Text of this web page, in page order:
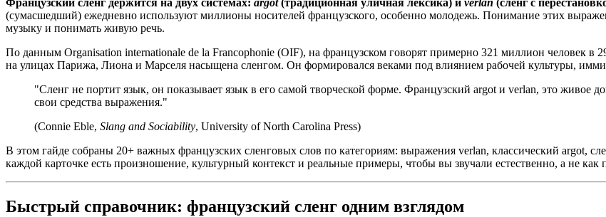
Французский сленг держится на двух системах: argot(традиционная уличная лексика) и verlan (сленг с
(сумасшедший) ежедневно используют миллионы носителей французского, особенно молодежь. Понимание этих
музыку и понимать живую речь.
По данным Organisation internationale de la Francophonie (OIF), на французском говорят примерно 321 миллион человек
на улицах Парижа, Лиона и Марселя насыщена сленгом. Он формировался веками под влиянием рабочей культуры,
"Сленг не портит язык, он показывает язык в его самой творческой форме. Французский argot и verlan, это живое
свои средства выражения."
(Connie Eble, Slang and Sociability, University of North Carolina Press)
В этом гайде собраны 20+ важных французских сленговых слов по категориям: выражения verlan, классический argot,
каждой карточке есть произношение, культурный контекст и реальные примеры, чтобы вы звучали естественно, а не как
Быстрый справочник: французский сленг одним взглядом